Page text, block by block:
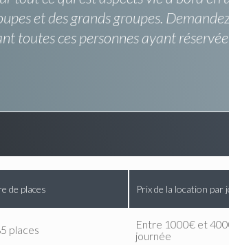
et des grands groupes.
ces personnes ayant
de places Prix de la location par
places
Entre 1000€ et
journée